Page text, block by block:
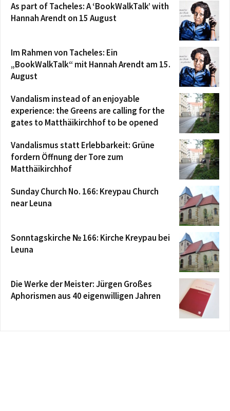
As part of Tacheles: A ‘BookWalkTalk’ with
Hannah Arendt on 15 August
Im Rahmen von Tacheles: Ein
„BookWalkTalk“ mit Hannah Arendt am 15.
August
Vandalism instead of an enjoyable
experience: the Greens are calling for the
gates to Matthäikirchhof to be opened
Vandalismus statt Erlebbarkeit: Grüne
fordern Öffnung der Tore zum
Matthäikirchhof
Sunday Church No. 166: Kreypau Church
near Leuna
Sonntagskirche № 166: Kirche Kreypau bei
Leuna
Die Werke der Meister: Jürgen Großes
Aphorismen aus 40 eigenwilligen Jahren